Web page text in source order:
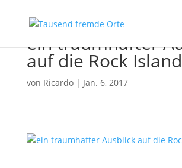
ein traumhafter
auf die Rock
von Ricardo| Jan. 6, 2017